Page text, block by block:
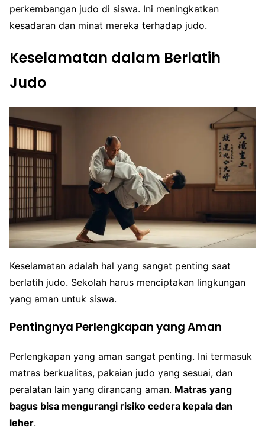
perkembangan judo di siswa. Ini meningkatkan
kesadaran dan minat mereka terhadap judo.
Keselamatan dalam Berlatih
Judo
Keselamatan adalah hal yang sangat penting saat
berlatih judo. Sekolah harus menciptakan lingkungan
yang aman untuk siswa.
Pentingnya Perlengkapan yang Aman
Perlengkapan yang aman sangat penting. Ini termasuk
matras berkualitas, pakaian judo yang sesuai, dan
peralatan lain yang dirancang aman. Matras yang
bagus bisa mengurangi risiko cedera kepala dan
leher.